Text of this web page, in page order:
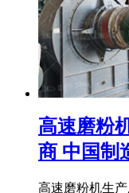
高速磨粉
商 中国制
高速磨粉机生